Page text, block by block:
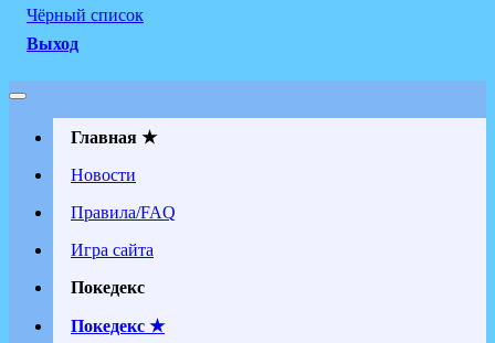
Чёрный список
Выход
Главная ★
Новости
Правила/FAQ
Игра сайта
Покедекс
Покедекс ★